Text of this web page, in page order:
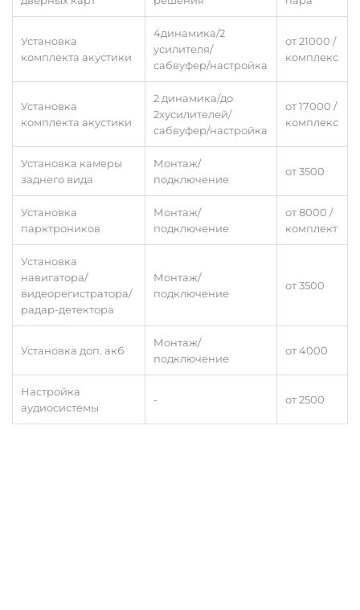
Установка
комплекта акустики
4динамика/2
усилителя/
сабвуфер/настройка
от 21000 /
комплекс
Установка
комплекта акустики
2 динамика/до
2хусилителей/
сабвуфер/настройка
от 17000 /
комплекс
Установка камеры
заднего вида
Монтаж/
подключение
от 3500
Установка
парктроников
Монтаж/
подключение
от 8000 /
комплект
Установка
навигатора/
видеорегистратора/
радар-детектора
Монтаж/
подключение
от 3500
Установка доп. акб
Монтаж/
подключение
от 4000
Настройка
аудиосистемы
- от 2500